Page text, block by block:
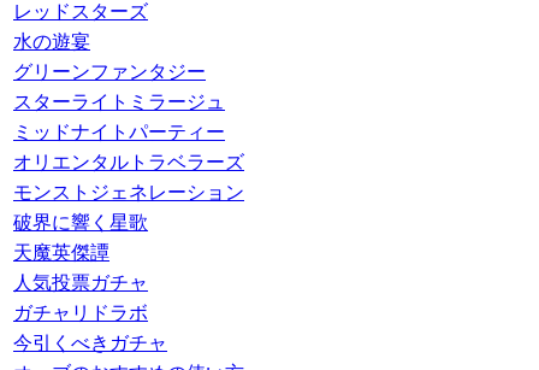
レッドスターズ
水の遊宴
グリーンファンタジー
スターライトミラージュ
ミッドナイトパーティー
オリエンタルトラベラーズ
モンストジェネレーション
破界に響く星歌
天魔英傑譚
人気投票ガチャ
ガチャリドラボ
今引くべきガチャ